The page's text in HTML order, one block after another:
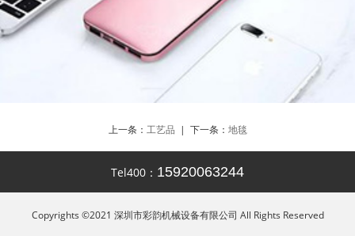
上一条： 工艺品 | 下一条： 地毯
Tel400： 15920063244
Copyrights ©2021 深圳市彩韵机械设备有限公司 All Rights Reserved